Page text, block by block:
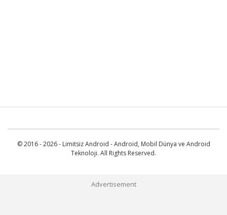
© 2016 - 2026 - Limitsiz Android - Android, Mobil Dünya ve Android
Teknoloji. All Rights Reserved.
Advertisement